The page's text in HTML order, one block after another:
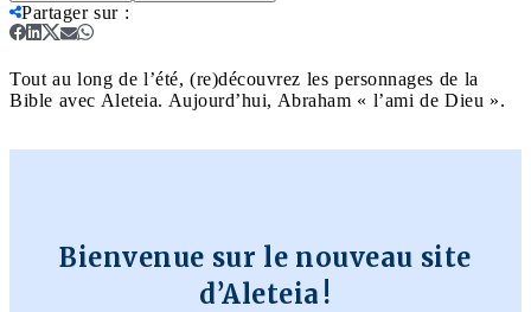
Partager sur:
Tout au long de l’été, (re)découvrez les personnages de la
Bible avec Aleteia. Aujourd’hui, Abraham « l’ami de Dieu ».
Bienvenue sur le nouveau site
d’Aleteia !